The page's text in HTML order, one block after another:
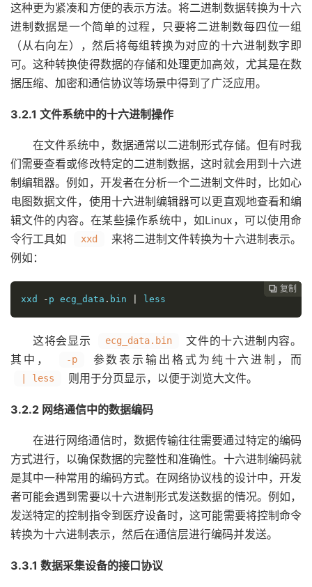
这种更为紧凑和方便的表示方法。将二进制数据转换为十六
进制数据是一个简单的过程，只要将二进制数每四位一组
（从右向左），然后将每组转换为对应的十六进制数字即
可。这种转换使得数据的存储和处理更加高效，尤其是在数
据压缩、加密和通信协议等场景中得到了广泛应用。
3.2.1 文件系统中的十六进制操作
在文件系统中，数据通常以二进制形式存储。但有时我
们需要查看或修改特定的二进制数据，这时就会用到十六进
制编辑器。例如，开发者在分析一个二进制文件时，比如心
电图数据文件，使用十六进制编辑器可以更直观地查看和编
辑文件的内容。在某些操作系统中，如Linux，可以使用命
令行工具如
xxd
来将二进制文件转换为十六进制表示。
例如：
 复制
 复制
 复制
 复制
 复制
 复制
 复制
 复制
 复制
 复制
xxd
- p ecg_data . bin less
这将会显示 ecg_data.bin
文件的十六进制内容。
其中，
-p 参数表示输出格式为纯十六进制，而
| less 则用于分页显示，以便于浏览大文件。
3.2.2 网络通信中的数据编码
在进行网络通信时，数据传输往往需要通过特定的编码
方式进行，以确保数据的完整性和准确性。十六进制编码就
是其中一种常用的编码方式。在网络协议栈的设计中，开发
者可能会遇到需要以十六进制形式发送数据的情况。例如，
发送特定的控制指令到医疗设备时，这可能需要将控制命令
转换为十六进制表示，然后在通信层进行编码并发送。
3.3.1 数据采集设备的接口协议